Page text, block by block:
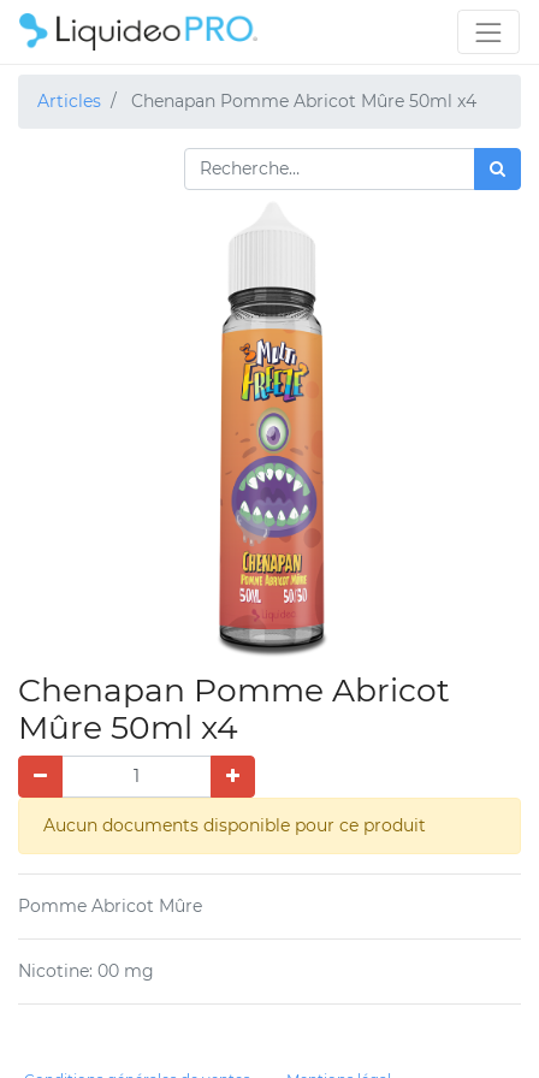
Articles Chenapan Pomme Abricot Mûre 50ml x4
Chenapan Pomme Abricot
Mûre 50ml x4
Aucun documents disponible pour ce produit
Pomme Abricot Mûre
Nicotine: 00 mg